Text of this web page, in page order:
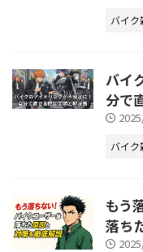
バイク
バイ
分で
バイク
もう
落ち